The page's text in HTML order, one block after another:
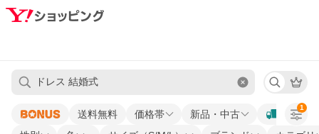
送料無料 価格帯
新品・中古
1